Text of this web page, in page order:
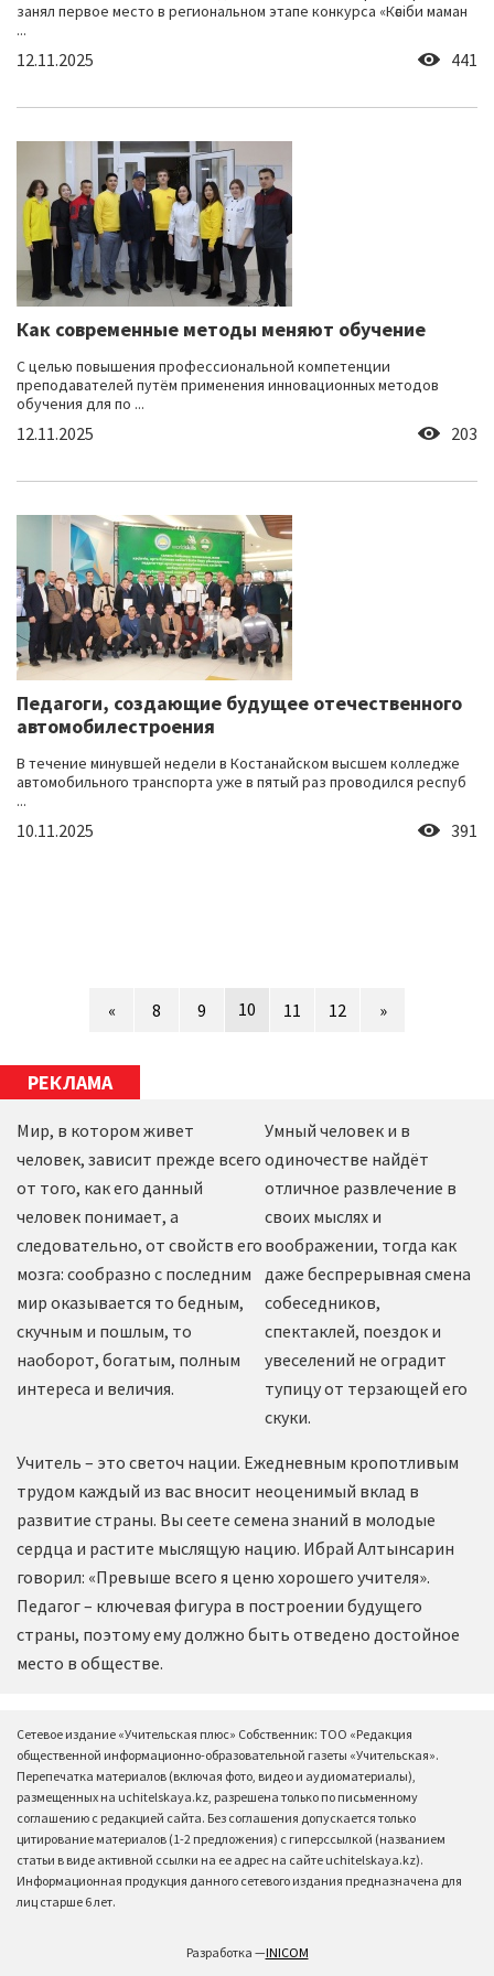
занял первое место в региональном этапе конкурса «Кәсіби маман
...
12.11.2025 441
Как современные методы меняют обучение
С целью повышения профессиональной компетенции
преподавателей путём применения инновационных методов
обучения для по ...
12.11.2025 203
Педагоги, создающие будущее отечественного
автомобилестроения
В течение минувшей недели в Костанайском высшем колледже
автомобильного транспорта уже в пятый раз проводился респуб
...
10.11.2025 391
« 8 9 10 11 12 »
РЕКЛАМА
Мир, в котором живет
человек, зависит прежде всего
от того, как его данный
человек понимает, а
следовательно, от свойств его
мозга: сообразно с последним
мир оказывается то бедным,
скучным и пошлым, то
наоборот, богатым, полным
интереса и величия.
Умный человек и в
одиночестве найдёт
отличное развлечение в
своих мыслях и
воображении, тогда как
даже беспрерывная смена
собеседников,
спектаклей, поездок и
увеселений не оградит
тупицу от терзающей его
скуки.
Учитель – это светоч нации. Ежедневным кропотливым
трудом каждый из вас вносит неоценимый вклад в
развитие страны. Вы сеете семена знаний в молодые
сердца и растите мыслящую нацию. Ибрай Алтынсарин
говорил: «Превыше всего я ценю хорошего учителя».
Педагог – ключевая фигура в построении будущего
страны, поэтому ему должно быть отведено достойное
место в обществе.
Сетевое издание «Учительская плюс» Собственник: ТОО «Редакция
общественной информационно-образовательной газеты «Учительская».
Перепечатка материалов (включая фото, видео и аудиоматериалы),
размещенных на uchitelskaya.kz, разрешена только по письменному
соглашению с редакцией сайта. Без соглашения допускается только
цитирование материалов (1-2 предложения) с гиперссылкой (названием
статьи в виде активной ссылки на ее адрес на сайте uchitelskaya.kz).
Информационная продукция данного сетевого издания предназначена для
лиц старше 6 лет.
Разработка —INICOM